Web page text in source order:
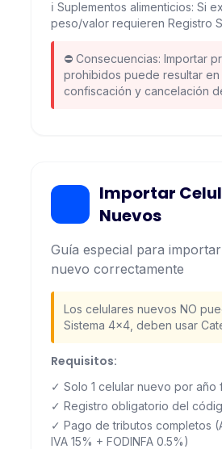
ℹ️ Suplementos alimenticios: Si
peso/valor requieren Registro
⛔ Consecuencias: Importar
prohibidos puede resultar en
confiscación y cancelación
Importar
Nuevos
Guía especial para
nuevo correctamente
Los celulares nuevos NO
Sistema 4x4, deben usar
Requisitos:
✓ Solo 1 celular nuevo por año
✓ Registro obligatorio del
✓ Pago de tributos completos
IVA 15% + FODINFA 0.5%)